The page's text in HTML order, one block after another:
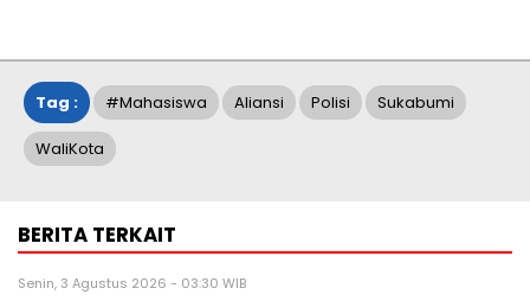
Tag : #Mahasiswa Aliansi Polisi Sukabumi
WaliKota
BERITA TERKAIT
Senin, 3 Agustus 2026 - 03:30 WIB